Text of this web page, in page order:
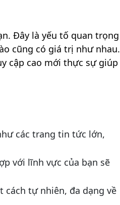
Đây là yếu tố quan trọng
cũng có giá trị như nhau.
cập cao mới thực sự giúp
các trang tin tức lớn,
với lĩnh vực của bạn sẽ
cách tự nhiên, đa dạng về